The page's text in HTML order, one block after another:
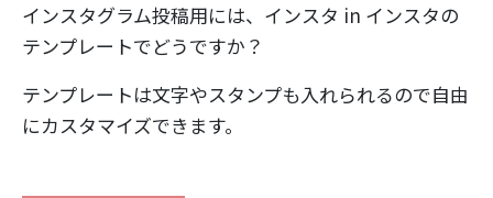
インスタグラム投稿用には、インスタ in インスタの
テンプレートでどうですか？
テンプレートは文字やスタンプも入れられるので自由
にカスタマイズできます。